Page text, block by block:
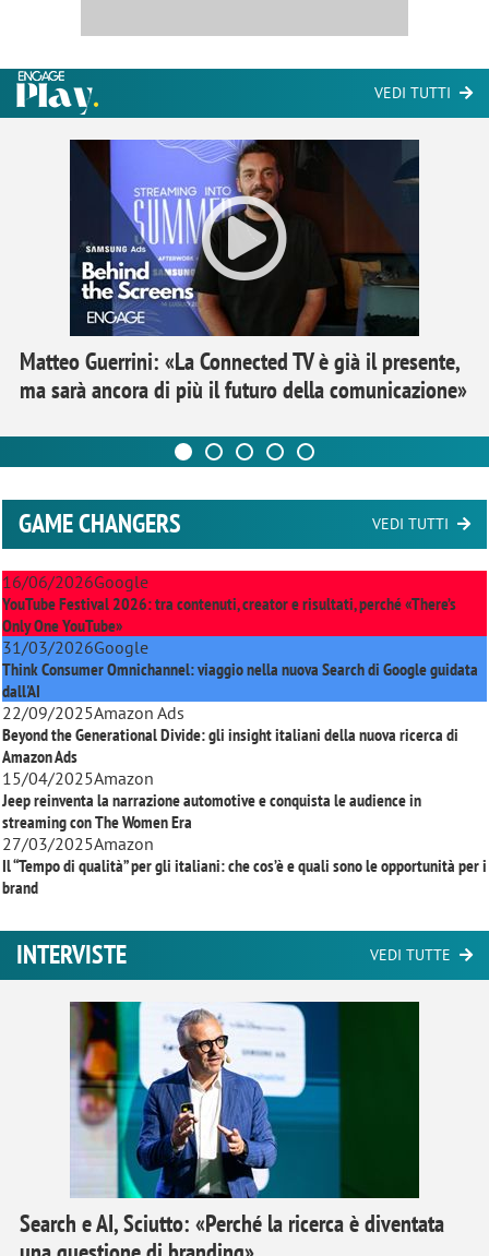
VEDI TUTTI
Matteo Guerrini: «La Connected TV è già il presente,
ma sarà ancora di più il futuro della comunicazione»
GAME CHANGERS VEDI TUTTI
16/06/2026Google
YouTube Festival 2026: tra contenuti, creator e risultati, perché «There’s
Only One YouTube»
31/03/2026Google
Think Consumer Omnichannel: viaggio nella nuova Search di Google guidata
dall'AI
22/09/2025Amazon Ads
Beyond the Generational Divide: gli insight italiani della nuova ricerca di
Amazon Ads
15/04/2025Amazon
Jeep reinventa la narrazione automotive e conquista le audience in
streaming conThe Women Era
27/03/2025Amazon
Il “Tempo di qualità” per gli italiani: che cos’è e quali sono le opportunità per i
brand
INTERVISTE VEDI TUTTE
Search e AI, Sciutto: «Perché la ricerca è diventata